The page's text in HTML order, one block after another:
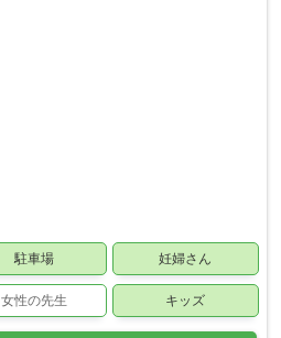
駐車場 妊婦さん
女性の先生 キッズ